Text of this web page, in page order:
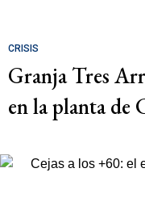
CRISIS
Granja Tres
en la planta de